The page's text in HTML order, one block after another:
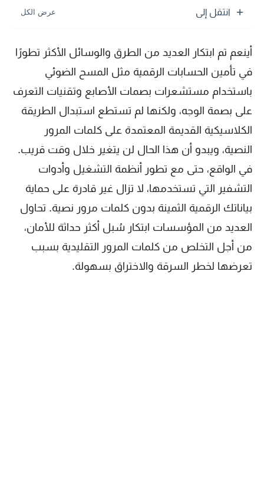
انتقل إلى
أينعم تم ابتكار العديد من الطرق والوسائل الأكثر تطورًا
في تأمين الحسابات الرقمية مثل المسح الضوئي
باستخدام مستشعرات بصمات الأصابع وتقنيات التعرف
على بصمة الوجه، ولكنها لم تستطع استبدال الطريقة
الكلاسيكية القديمة المعتمدة على كلمات المرور
النصية، ويبدو أن هذا الحال لن يتغير خلال وقت قريب.
في الواقع، حتى مع تطور أنظمة التشغيل وأدوات
التشفير التي تستخدمها، لا تزال غير قادرة على حماية
بياناتك الرقمية الثمينة بدون كلمات مرور نصية. تحاول
العديد من المؤسسات ابتكار سُبل أكثر حداثة للأمان،
من أجل التخلص من كلمات المرور التقليدية بسبب
تعرضها لخطر السرقة والاختراق بسهولة.